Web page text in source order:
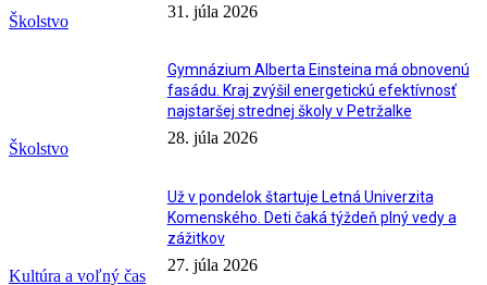
Školstvo
31. júla 2026
Školstvo
Gymnázium Alberta Einsteina má obnovenú
fasádu. Kraj zvýšil energetickú efektívnosť
najstaršej strednej školy v Petržalke
28. júla 2026
Kultúra a voľný čas
Už v pondelok štartuje Letná Univerzita
Komenského. Deti čaká týždeň plný vedy a
zážitkov
27. júla 2026